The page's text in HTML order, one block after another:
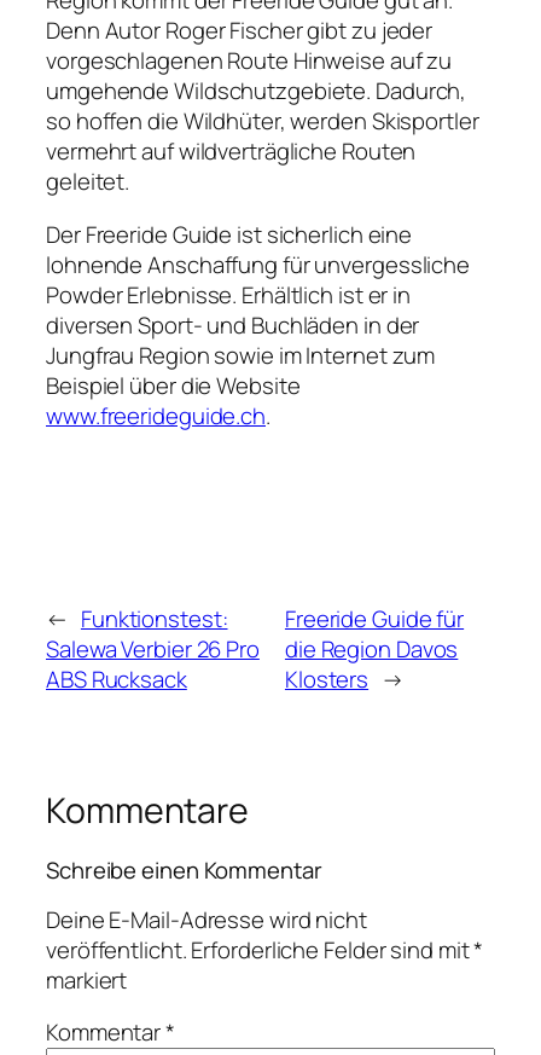
Denn Autor Roger Fischer gibt zu jeder
vorgeschlagenen Route Hinweise auf zu
umgehende Wildschutzgebiete. Dadurch,
so hoffen die Wildhüter, werden Skisportler
vermehrt auf wildverträgliche Routen
geleitet.
Der Freeride Guide ist sicherlich eine
lohnende Anschaffung für unvergessliche
Powder Erlebnisse. Erhältlich ist er in
diversen Sport- und Buchläden in der
Jungfrau Region sowie im Internet zum
Beispiel über die Website
www.freerideguide.ch.
← Funktionstest:
Salewa Verbier 26 Pro
ABS Rucksack
Freeride Guide für
die Region Davos
Klosters →
Kommentare
Schreibe einen Kommentar
Deine E-Mail-Adresse wird nicht
veröffentlicht.Erforderliche Felder sind mit*
markiert
Kommentar*